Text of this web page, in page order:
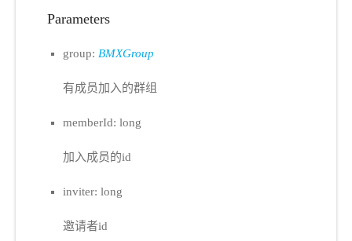
Parameters
group: BMXGroup
有成员加入的群组
memberId: long
加入成员的id
inviter: long
邀请者id